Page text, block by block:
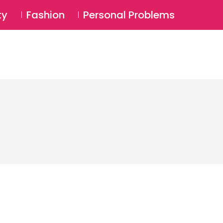
Login ⚲
Fashion Personal Problems